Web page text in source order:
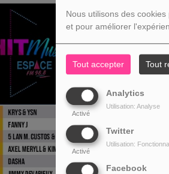
Nous utilisons des
et pour améliorer
Tout accepter Tout
Analytics
Activé
Utilisation: Analyse
Twitter
Activé
Utilisation:
Facebook